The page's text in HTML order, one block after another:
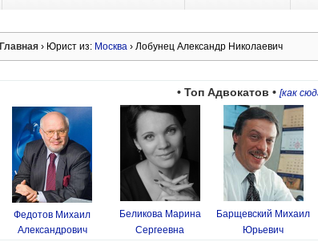
Главная › Юрист из: Москва › Лобунец Александр Николаевич
• Топ Адвокатов • [как
Федотов Михаил
Александрович
Беликова Марина
Сергеевна
Барщевский Михаил
Юрьевич